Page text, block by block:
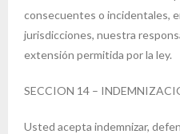
consecuentes o incidentales,
jurisdicciones, nuestra
extensión permitida por la ley.
SECCION 14 –
Usted acepta indemnizar,